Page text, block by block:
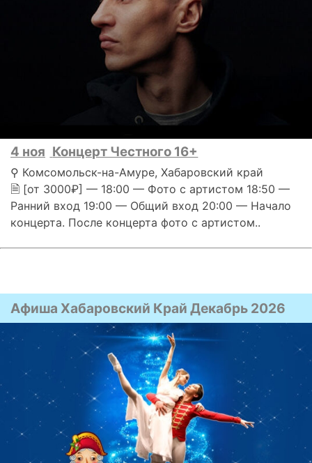
4 ноя Концерт Честного 16+
⚲ Комсомольск-на-Амуре, Хабаровский край
🗎 [от 3000₽] — 18:00 — Фото с артистом 18:50 —
Ранний вход 19:00 — Общий вход 20:00 — Начало
концерта. После концерта фото с артистом..
Афиша Хабаровский Край Декабрь 2026